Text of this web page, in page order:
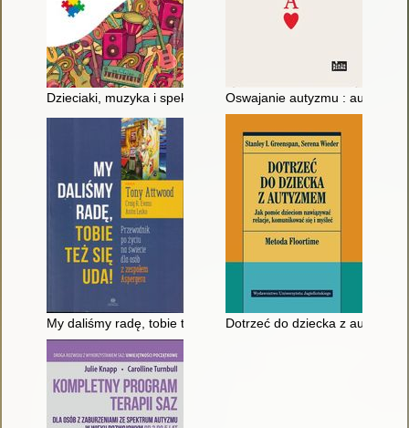
Dzieciaki, muzyka i spektrum autyzmu : jak wykorzystać
Oswajanie autyzmu :
My daliśmy radę, tobie też się uda! : przewodnik po życiu na
Dotrzeć do dziecka z